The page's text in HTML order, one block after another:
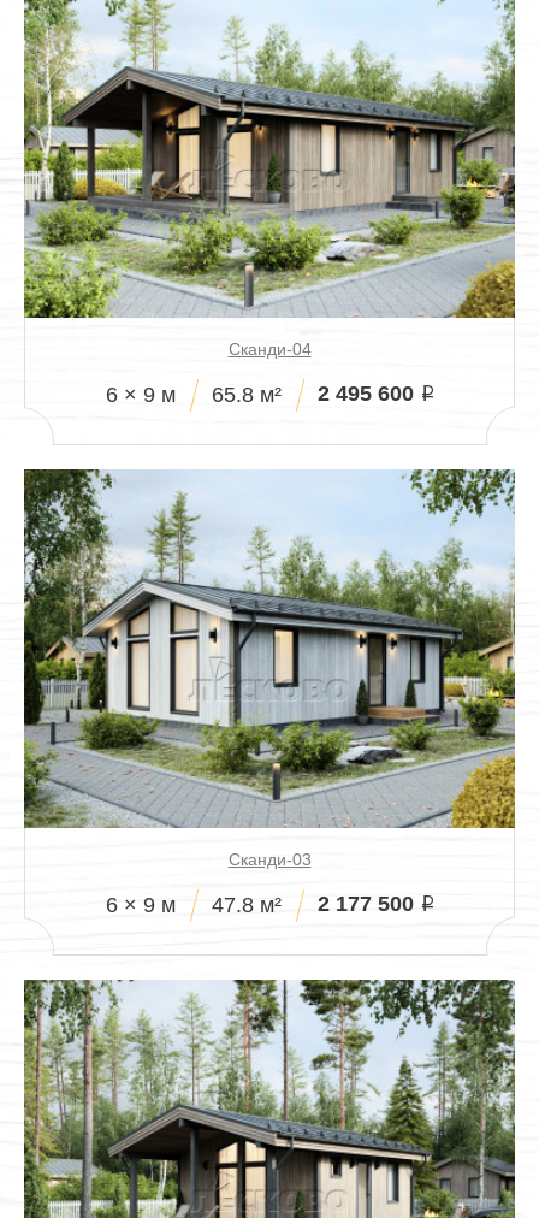
Сканди-04
6 × 9 м 65.8 м² 2 495 600 i
Сканди-03
6 × 9 м 47.8 м² 2 177 500 i